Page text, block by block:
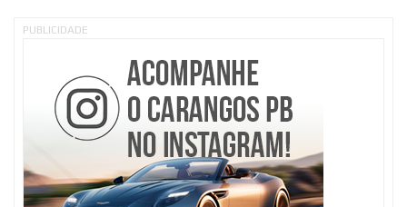
PUBLICIDADE